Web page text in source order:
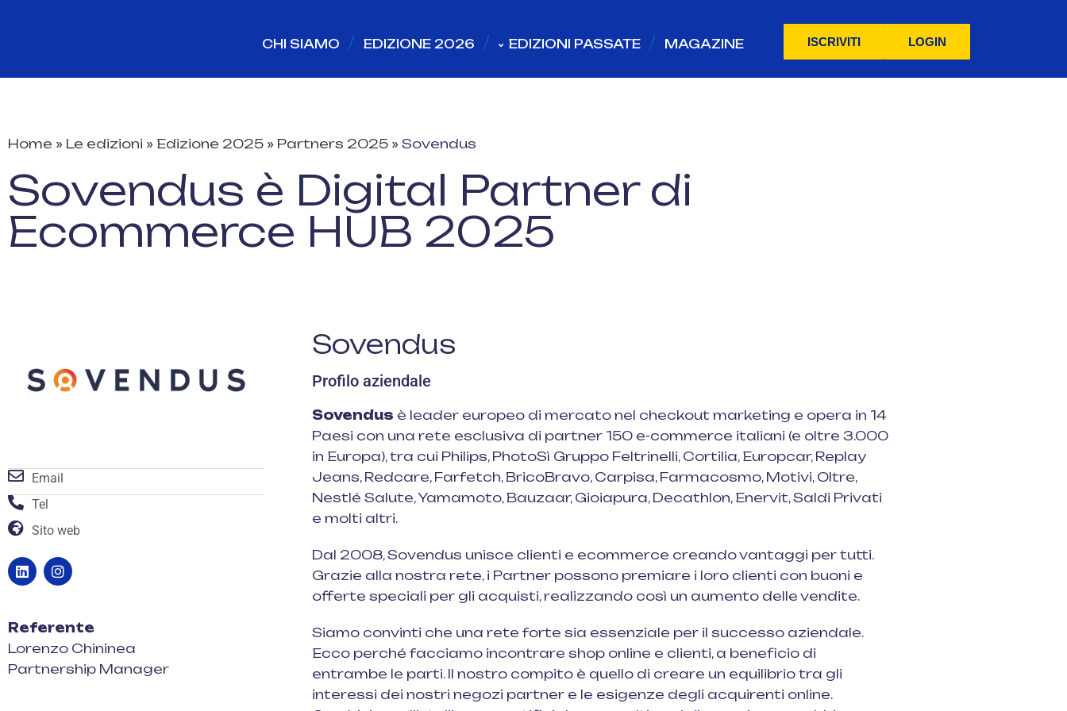
ISCRIVITI LOGIN
CHI SIAMO EDIZIONE 2026 EDIZIONI PASSATE MAGAZINE
Home » Le edizioni » Edizione 2025 » Partners 2025 » Sovendus
Sovendus è Digital Partner di
Ecommerce HUB 2025
Email
Tel
Sito web
Referente
Lorenzo Chininea
Partnership Manager
Sovendus
Profilo aziendale
Sovendus è leader europeo di mercato nel checkout marketing e opera in 14
Paesi con una rete esclusiva di partner 150 e-commerce italiani (e oltre 3.000
in Europa), tra cui Philips, PhotoSì Gruppo Feltrinelli, Cortilia, Europcar, Replay
Jeans, Redcare, Farfetch, BricoBravo, Carpisa, Farmacosmo, Motivi, Oltre,
Nestlé Salute, Yamamoto, Bauzaar, Gioiapura, Decathlon, Enervit, Saldi Privati
e molti altri.
Dal 2008, Sovendus unisce clienti e ecommerce creando vantaggi per tutti.
Grazie alla nostra rete, i Partner possono premiare i loro clienti con buoni e
offerte speciali per gli acquisti, realizzando così un aumento delle vendite.
Siamo convinti che una rete forte sia essenziale per il successo aziendale.
Ecco perché facciamo incontrare shop online e clienti, a beneficio di
entrambe le parti. Il nostro compito è quello di creare un equilibrio tra gli
interessi dei nostri negozi partner e le esigenze degli acquirenti online.
SEGRETERIA
ORGANIZZATIVA
info@ecommercehub.it
Tel.:+39 3395052263
Condizioni generali–
ULTIME DAL BLOG
Ogni sconto crea un precedente
Quando un ecommerce ha troppi
prodotti (e il problema non è il
catalogo)
MENU
Home
Eh!Wards 2026
Chi siamo
Le edizioni